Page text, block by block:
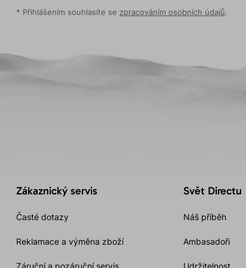
* Přihlášením souhlasíte se zpracováním osobních údajů.
Zákaznický servis
Časté dotazy
Reklamace a výměna zboží
Svět Directu
Náš příběh
Ambasadoři